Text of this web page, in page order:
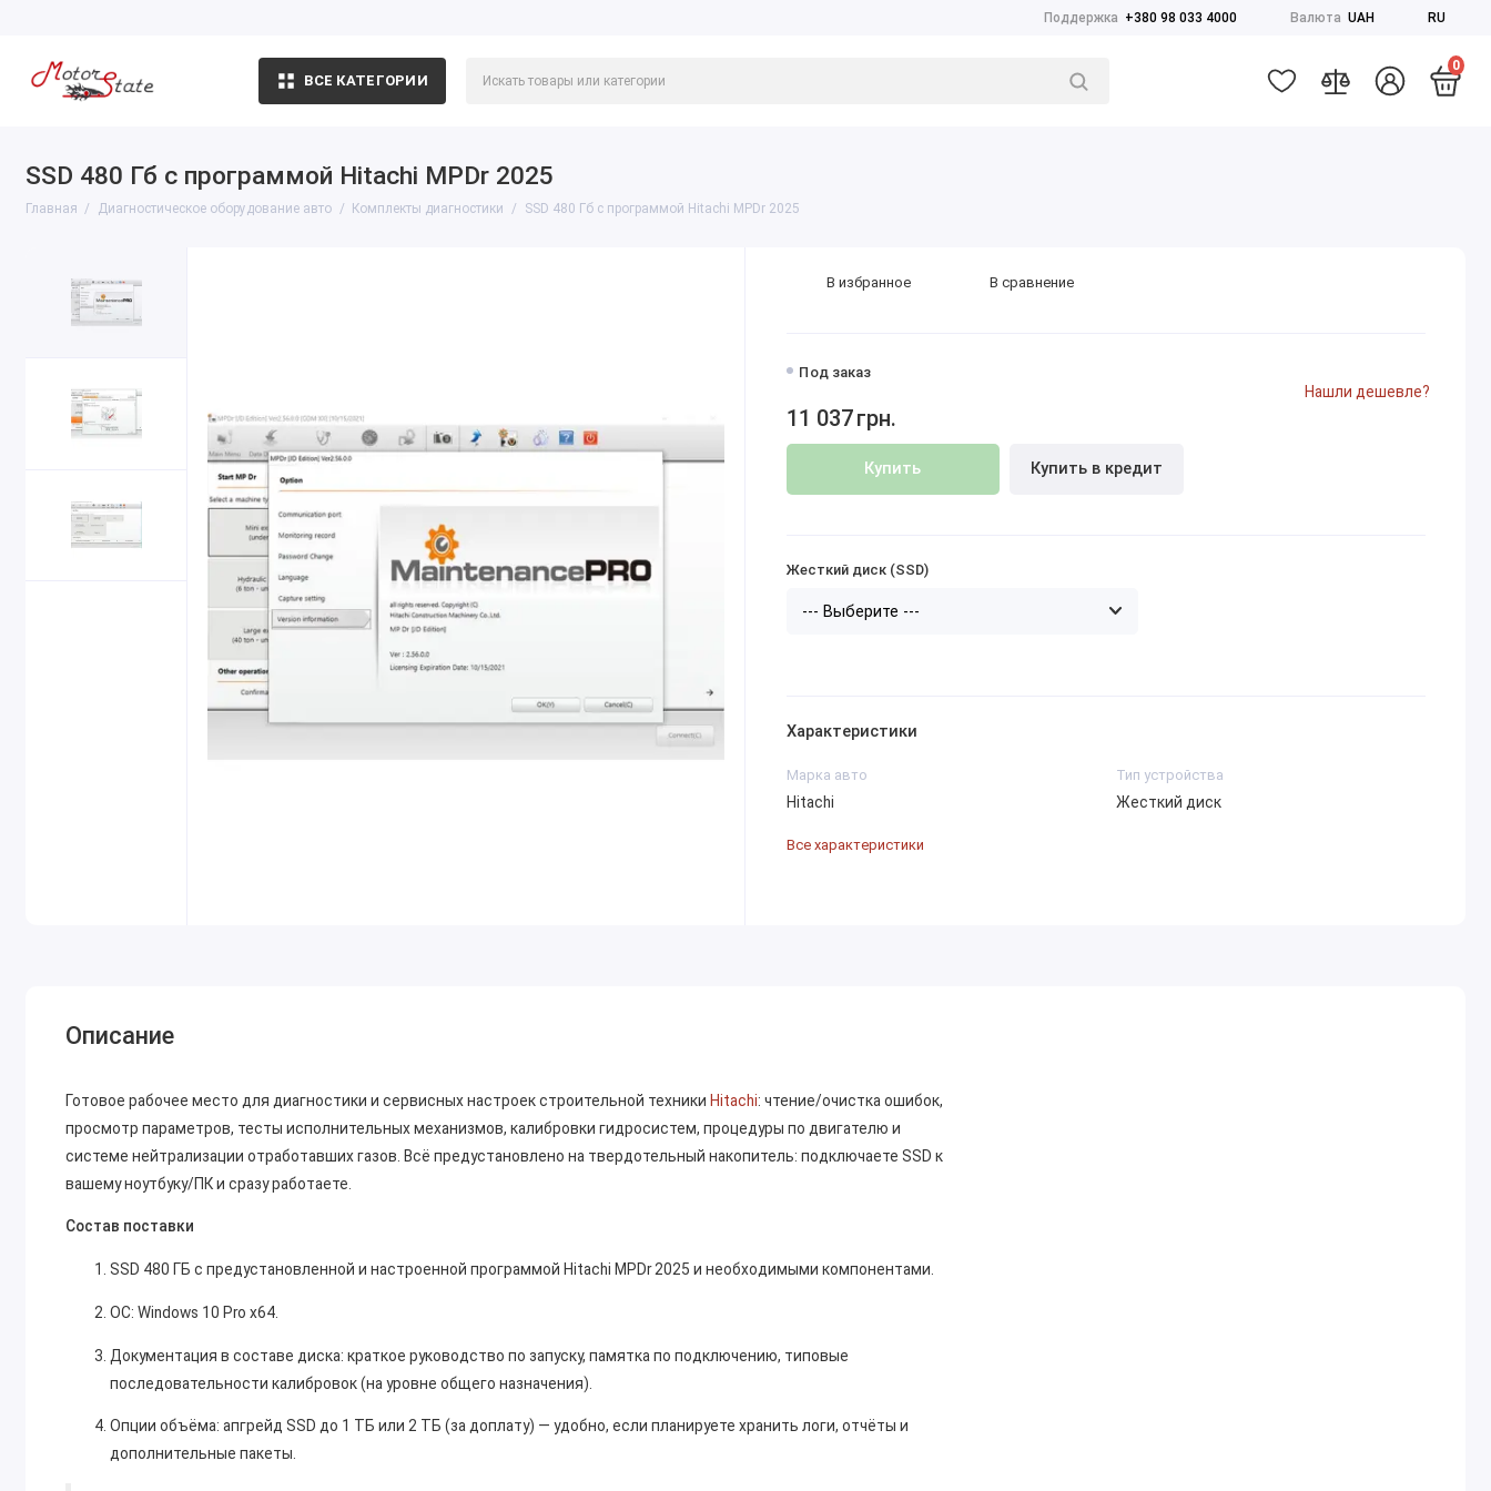
Поддержка +380 98 033 4000 Валюта UAH RU
ВСЕ КАТЕГОРИИ
0
SSD 480 Гб с программой Hitachi MPDr 2025
Главная Диагностическое оборудование авто Комплекты диагностики SSD 480 Гб с программой Hitachi MPDr 2025
Под заказ
11 037грн.
Купить Купить в кредит
Нашли дешевле?
В избранное В сравнение
Жесткий диск (SSD)
Характеристики
Марка авто
Hitachi
Тип устройства
Жесткий диск
Все характеристики
Описание
Готовое рабочее место для диагностики и сервисных настроек строительной техники Hitachi: чтение/очистка ошибок,
просмотр параметров, тесты исполнительных механизмов, калибровки гидросистем, процедуры по двигателю и
системе нейтрализации отработавших газов. Всё предустановлено на твердотельный накопитель: подключаете SSD к
вашему ноутбуку/ПК и сразу работаете.
Состав поставки
SSD 480 ГБ с предустановленной и настроенной программой Hitachi MPDr 2025 и необходимыми компонентами.
ОС: Windows 10 Pro x64.
Документация в составе диска: краткое руководство по запуску, памятка по подключению, типовые
последовательности калибровок (на уровне общего назначения).
Опции объёма: апгрейд SSD до 1 ТБ или 2 ТБ (за доплату) — удобно, если планируете хранить логи, отчёты и
дополнительные пакеты.